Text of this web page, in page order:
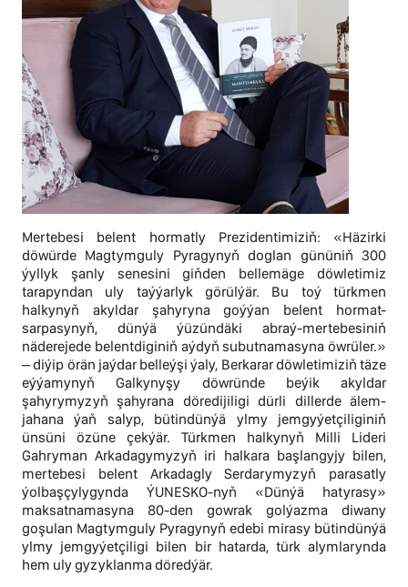
Mertebesi belent hormatly Prezidentimiziň: «Häzirki
döwürde Magtymguly Pyragynyň doglan gününiň 300
ýyllyk şanly senesini giňden bellemäge döwletimiz
tarapyndan uly taýýarlyk görülýär. Bu toý türkmen
halkynyň akyldar şahyryna goýýan belent hormat-
sarpasynyň, dünýä ýüzündäki abraý-mertebesiniň
näderejede belentdiginiň aýdyň subutnamasyna öwrüler.»
– diýip örän jaýdar belleýşi ýaly, Berkarar döwletimiziň täze
eýýamynyň Galkynyşy döwründe beýik akyldar
şahyrymyzyň şahyrana döredijiligi dürli dillerde älem-
jahana ýaň salyp, bütindünýä ylmy jemgyýetçiliginiň
ünsüni özüne çekýär. Türkmen halkynyň Milli Lideri
Gahryman Arkadagymyzyň iri halkara başlangyjy bilen,
mertebesi belent Arkadagly Serdarymyzyň parasatly
ýolbaşçylygynda ÝUNESKO-nyň «Dünýä hatyrasy»
maksatnamasyna 80-den gowrak golýazma diwany
goşulan Magtymguly Pyragynyň edebi mirasy bütindünýä
ylmy jemgyýetçiligi bilen bir hatarda, türk alymlarynda
hem uly gyzyklanma döredýär.